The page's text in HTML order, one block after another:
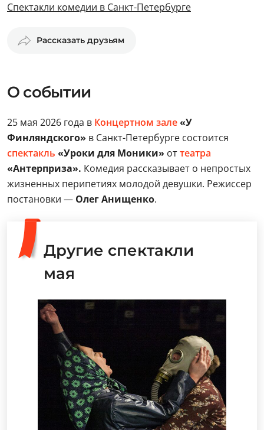
Спектакли комедии в Санкт-Петербурге
Рассказать друзьям
О событии
25 мая 2026 года в Концертном зале«У
Финляндского» в Санкт-Петербурге состоится
спектакль «Уроки для Моники» оттеатра
«Антерприза». Комедия рассказывает о непростых
жизненных перипетиях молодой девушки. Режиссер
постановки — Олег Анищенко.
Другие спектакли
мая